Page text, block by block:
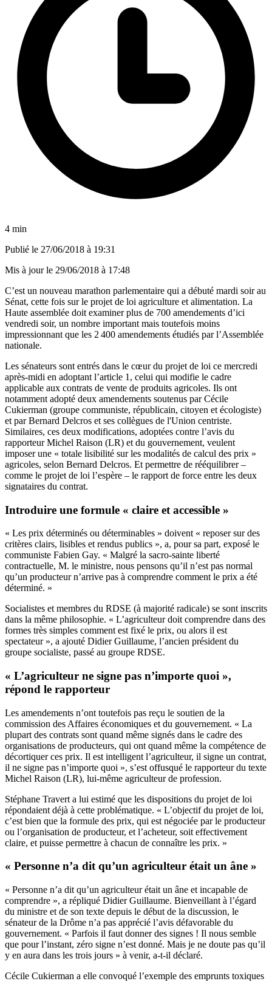
4 min
Publié le 27/06/2018 à 19:31
Mis à jour le 29/06/2018 à 17:48
C’est un nouveau marathon parlementaire qui a débuté mardi soir au
Sénat, cette fois sur le projet de loi agriculture et alimentation. La
Haute assemblée doit examiner plus de 700 amendements d’ici
vendredi soir, un nombre important mais toutefois moins
impressionnant que les 2 400 amendements étudiés par l’Assemblée
nationale.
Les sénateurs sont entrés dans le cœur du projet de loi ce mercredi
après-midi en adoptant l’article 1, celui qui modifie le cadre
applicable aux contrats de vente de produits agricoles. Ils ont
notamment adopté deux amendements soutenus par Cécile
Cukierman (groupe communiste, républicain, citoyen et écologiste)
et par Bernard Delcros et ses collègues de l'Union centriste.
Similaires, ces deux modifications, adoptées contre l’avis du
rapporteur Michel Raison (LR) et du gouvernement, veulent
imposer une « totale lisibilité sur les modalités de calcul des prix »
agricoles, selon Bernard Delcros. Et permettre de rééquilibrer –
comme le projet de loi l’espère – le rapport de force entre les deux
signataires du contrat.
Introduire une formule « claire et accessible »
« Les prix déterminés ou déterminables » doivent « reposer sur des
critères clairs, lisibles et rendus publics », a, pour sa part, exposé le
communiste Fabien Gay. « Malgré la sacro-sainte liberté
contractuelle, M. le ministre, nous pensons qu’il n’est pas normal
qu’un producteur n’arrive pas à comprendre comment le prix a été
déterminé. »
Socialistes et membres du RDSE (à majorité radicale) se sont inscrits
dans la même philosophie. « L’agriculteur doit comprendre dans des
formes très simples comment est fixé le prix, ou alors il est
spectateur », a ajouté Didier Guillaume, l’ancien président du
groupe socialiste, passé au groupe RDSE.
« L’agriculteur ne signe pas n’importe quoi »,
répond le rapporteur
Les amendements n’ont toutefois pas reçu le soutien de la
commission des Affaires économiques et du gouvernement. « La
plupart des contrats sont quand même signés dans le cadre des
organisations de producteurs, qui ont quand même la compétence de
décortiquer ces prix. Il est intelligent l’agriculteur, il signe un contrat,
il ne signe pas n’importe quoi », s’est offusqué le rapporteur du texte
Michel Raison (LR), lui-même agriculteur de profession.
Stéphane Travert a lui estimé que les dispositions du projet de loi
répondaient déjà à cette problématique. « L’objectif du projet de loi,
c’est bien que la formule des prix, qui est négociée par le producteur
ou l’organisation de producteur, et l’acheteur, soit effectivement
claire, et puisse permettre à chacun de connaître les prix. »
« Personne n’a dit qu’un agriculteur était un âne »
« Personne n’a dit qu’un agriculteur était un âne et incapable de
comprendre », a répliqué Didier Guillaume. Bienveillant à l’égard
du ministre et de son texte depuis le début de la discussion, le
sénateur de la Drôme n’a pas apprécié l’avis défavorable du
gouvernement. « Parfois il faut donner des signes ! Il nous semble
que pour l’instant, zéro signe n’est donné. Mais je ne doute pas qu’il
y en aura dans les trois jours » à venir, a-t-il déclaré.
Cécile Cukierman a elle convoqué l’exemple des emprunts toxiques